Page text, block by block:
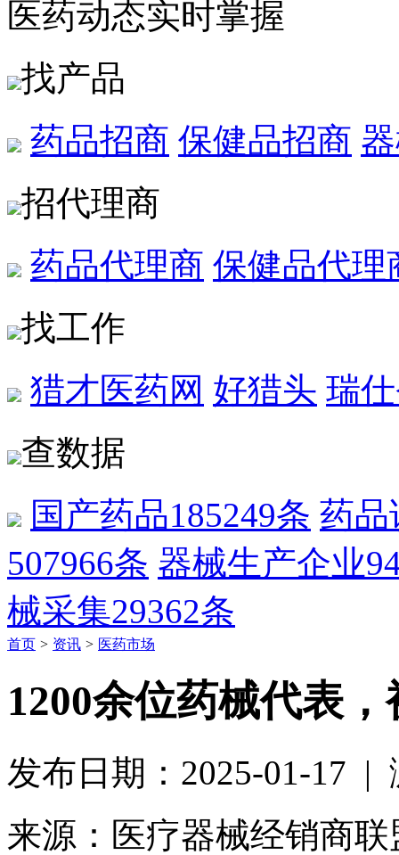
医药动态实时掌握
找产品
药品招商 保健品招商
招代理商
药品代理商 保健品代理
找工作
猎才医药网 好猎头 瑞
查数据
国产药品185249条 药品
507966条 器械生产企业
械采集29362条
首页 > 资讯 > 医药市场
1200余位药械代表
发布日期：2025-01-17 |
来源：医疗器械经销商联